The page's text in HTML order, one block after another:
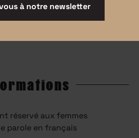
réservé aux femmes
parole en français
à notre newsletter